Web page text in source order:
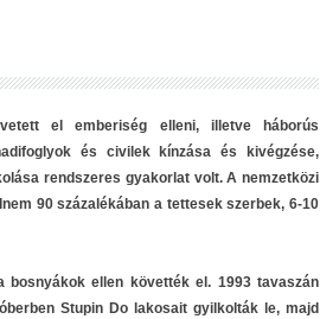
el emberiség elleni, illetve háborús
és civilek kínzása és kivégzése,
rendszeres gyakorlat volt. A nemzetközi
90 százalékában a tettesek szerbek, 6-10
ellen követték el. 1993 tavaszán
Stupin Do lakosait gyilkolták le, majd